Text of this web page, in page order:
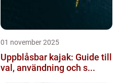
01 november 2025
Uppblåsbar kajak: Guide till
val, användning och s...